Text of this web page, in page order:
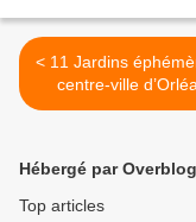
< 11 Jardins éphémères en
centre-ville
Découvrez les
novembre
Hébergé par Overblog
Top articles